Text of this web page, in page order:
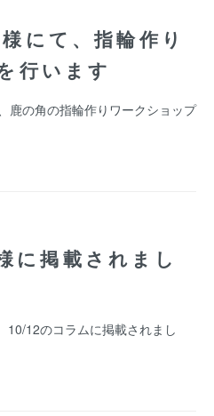
にて、指輪作り
行います
鹿の角の指輪作りワークショップ
に掲載されまし
10/12のコラムに掲載されまし